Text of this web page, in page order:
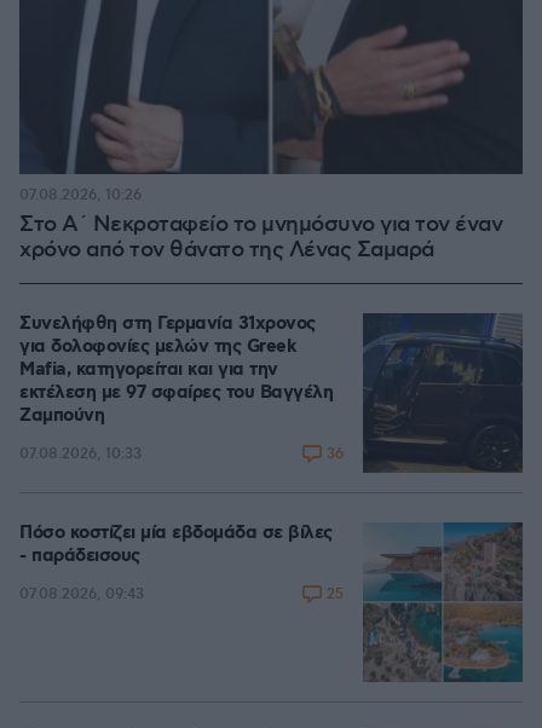
Στο Α΄ Νεκροταφείο το μνημόσυνο για τον έναν
χρόνο από τον θάνατο της Λένας Σαμαρά
07.08.2026, 10:26
Συνελήφθη στη Γερμανία 31χρονος
για δολοφονίες μελών της Greek
Mafia, κατηγορείται και για την
εκτέλεση με 97 σφαίρες του Βαγγέλη
Ζαμπούνη
07.08.2026, 10:33 36
Πόσο κοστίζει μία εβδομάδα σε βίλες
- παράδεισους
07.08.2026, 09:43 25